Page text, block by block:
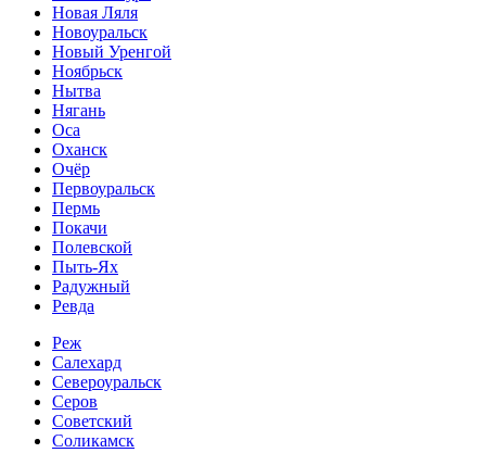
Новая Ляля
Новоуральск
Новый Уренгой
Ноябрьск
Нытва
Нягань
Оса
Оханск
Очёр
Первоуральск
Пермь
Покачи
Полевской
Пыть-Ях
Радужный
Ревда
Реж
Салехард
Североуральск
Серов
Советский
Соликамск